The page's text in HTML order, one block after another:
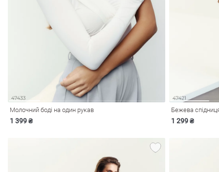
Молочний боді на один рукав
1 399 ₴
Бежева
1 299 ₴